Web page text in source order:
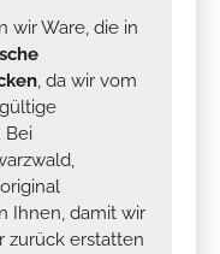
wir Ware, die in
, da wir vom
Bei
Ihnen, damit wir
zurück erstatten